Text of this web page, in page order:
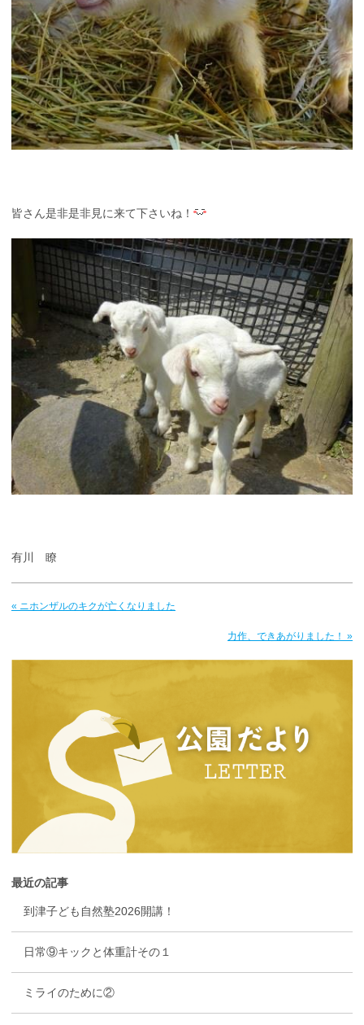
皆さん是非是非見に来て下さいね！
有川 瞭
« ニホンザルのキクが亡くなりました
力作、できあがりました！ »
最近の記事
到津子ども自然塾2026開講！
日常⑨キックと体重計その１
ミライのために②